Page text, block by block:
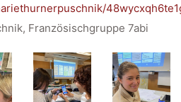
Französischgruppe 7abi